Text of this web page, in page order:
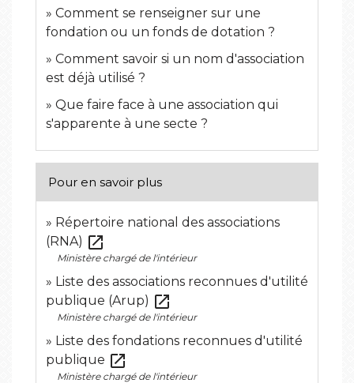
Comment se renseigner sur une
fondation ou un fonds de dotation ?
Comment savoir si un nom d'association
est déjà utilisé ?
Que faire face à une association qui
s'apparente à une secte ?
Pour en savoir plus
Répertoire national des associations
(RNA) open_in_new
Ministère chargé de l'intérieur
Liste des associations reconnues d'utilité
publique (Arup) open_in_new
Ministère chargé de l'intérieur
Liste des fondations reconnues d'utilité
publique open_in_new
Ministère chargé de l'intérieur